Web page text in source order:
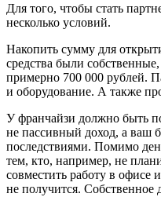
Для того, чтобы стать
несколько условий.
Накопить сумму для
средства были
примерно 700 000 рублей.
и оборудование. А также
У франчайзи должно быть
не пассивный доход, а ваш
последствиями. Помимо
тем, кто, например, не
совместить работу в офисе
не получится. Собственное